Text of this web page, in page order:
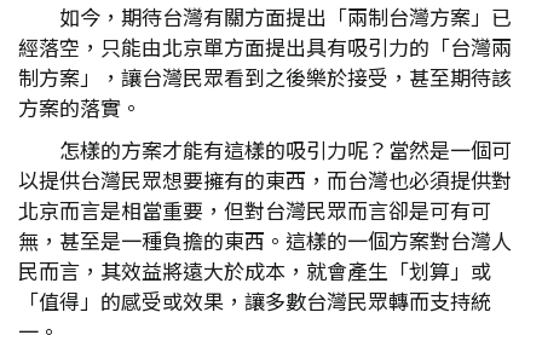
如今，期待台灣有關方面提出「兩制台灣方案」已
經落空，只能由北京單方面提出具有吸引力的「台灣兩
制方案」，讓台灣民眾看到之後樂於接受，甚至期待該
方案的落實。
怎樣的方案才能有這樣的吸引力呢？當然是一個可
以提供台灣民眾想要擁有的東西，而台灣也必須提供對
北京而言是相當重要，但對台灣民眾而言卻是可有可
無，甚至是一種負擔的東西。這樣的一個方案對台灣人
民而言，其效益將遠大於成本，就會產生「划算」或
「值得」的感受或效果，讓多數台灣民眾轉而支持統
一。